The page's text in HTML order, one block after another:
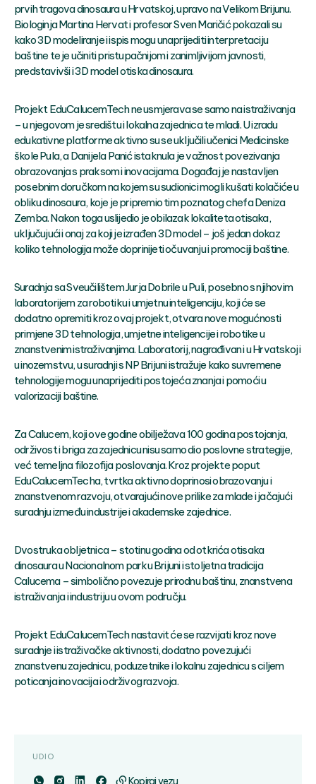
prvih tragova dinosaura u Hrvatskoj, upravo na Velikom Brijunu.
Biologinja Martina Hervat i profesor Sven Maričić pokazali su
kako 3D modeliranje i ispis mogu unaprijediti interpretaciju
baštine te je učiniti pristupačnijom i zanimljivijom javnosti,
predstavivši i 3D model otiska dinosaura.
Projekt EduCalucemTech ne usmjerava se samo na istraživanja
– u njegovom je središtu i lokalna zajednica te mladi. U izradu
edukativne platforme aktivno su se uključili učenici Medicinske
škole Pula, a Danijela Panić istaknula je važnost povezivanja
obrazovanja s praksom i inovacijama. Događaj je nastavljen
posebnim doručkom na kojem su sudionici mogli kušati kolačiće u
obliku dinosaura, koje je pripremio tim poznatog chefa Deniza
Zemba. Nakon toga uslijedio je obilazak lokaliteta otisaka,
uključujući i onaj za koji je izrađen 3D model – još jedan dokaz
koliko tehnologija može doprinijeti očuvanju i promociji baštine.
Suradnja sa Sveučilištem Jurja Dobrile u Puli, posebno s njihovim
laboratorijem za robotiku i umjetnu inteligenciju, koji će se
dodatno opremiti kroz ovaj projekt, otvara nove mogućnosti
primjene 3D tehnologija, umjetne inteligencije i robotike u
znanstvenim istraživanjima. Laboratorij, nagrađivan i u Hrvatskoj i
u inozemstvu, u suradnji s NP Brijuni istražuje kako suvremene
tehnologije mogu unaprijediti postojeća znanja i pomoći u
valorizaciji baštine.
Za Calucem, koji ove godine obilježava 100 godina postojanja,
održivost i briga za zajednicu nisu samo dio poslovne strategije,
već temeljna filozofija poslovanja. Kroz projekte poput
EduCalucemTecha, tvrtka aktivno doprinosi obrazovanju i
znanstvenom razvoju, otvarajući nove prilike za mlade i jačajući
suradnju između industrije i akademske zajednice.
Dvostruka obljetnica – stotinu godina od otkrića otisaka
dinosaura u Nacionalnom parku Brijuni i stoljetna tradicija
Calucema – simbolično povezuje prirodnu baštinu, znanstvena
istraživanja i industriju u ovom području.
Projekt EduCalucemTech nastavit će se razvijati kroz nove
suradnje i istraživačke aktivnosti, dodatno povezujući
znanstvenu zajednicu, poduzetnike i lokalnu zajednicu s ciljem
poticanja inovacija i održivog razvoja.
UDIO
Kopiraj vezu